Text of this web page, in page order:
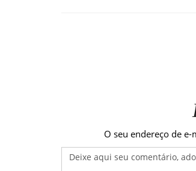
O seu endereço de